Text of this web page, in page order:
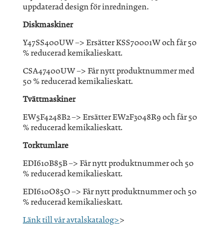
uppdaterad design för inredningen.
Diskmaskiner
Y47SS400UW –> Ersätter KSS70001W och får 50
% reducerad kemikalieskatt.
CSA47400UW –> Får nytt produktnummer med
50 % reducerad kemikalieskatt.
Tvättmaskiner
EW5F4248B2 –> Ersätter EW2F3048R9 och får 50
% reducerad kemikalieskatt.
Torktumlare
EDI610B85B –> Får nytt produktnummer och 50
% reducerad kemikalieskatt.
EDI610O85O –> Får nytt produktnummer och 50
% reducerad kemikalieskatt.
Länk till vår avtalskatalog>>